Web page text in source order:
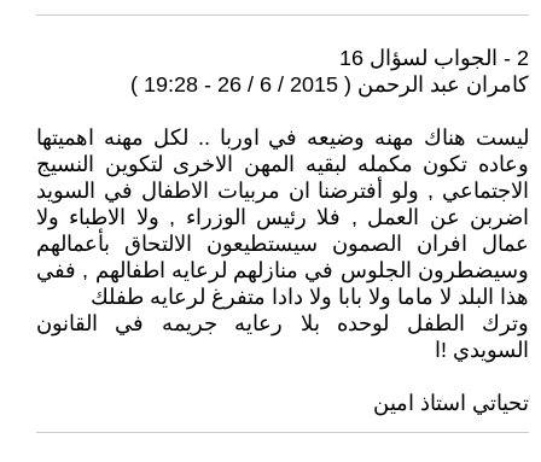
2 - الجواب لسؤال 16
كامران عبد الرحمن ( 2015 / 6 / 26 - 19:28 )
ليست هناك مهنه وضيعه في اوربا .. لكل مهنه اهميتها
وعاده تكون مكمله لبقيه المهن الاخرى لتكوين النسيج
الاجتماعي , ولو أفترضنا ان مربيات الاطفال في السويد
اضربن عن العمل , فلا رئيس الوزراء , ولا الاطباء ولا
عمال افران الصمون سيستطيعون الالتحاق بأعمالهم
وسيضطرون الجلوس في منازلهم لرعايه اطفالهم , ففي
هذا البلد لا ماما ولا بابا ولا دادا متفرغ لرعايه طفلك
وترك الطفل لوحده بلا رعايه جريمه في القانون
السويدي !ا
تحياتي استاذ امين